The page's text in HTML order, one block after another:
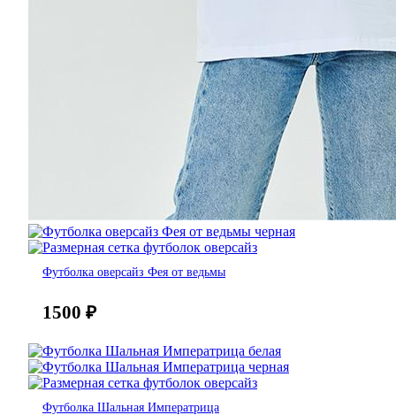
Футболка оверсайз Фея от ведьмы
1500 ₽
Футболка Шальная Императрица